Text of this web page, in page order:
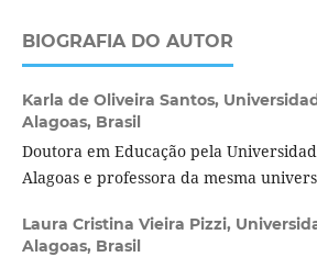
BIOGRAFIA DO AUTOR
Karla de Oliveira Santos,
Alagoas, Brasil
Doutora em Educação pela
Alagoas e professora da mesma
Laura Cristina Vieira Pizzi,
Alagoas, Brasil